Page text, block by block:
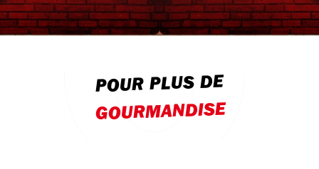
POUR PLUS DE
GOURMANDISE